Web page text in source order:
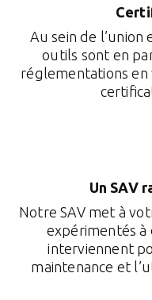
Au sein de l’union
outils sont en
réglementations en
Un SAV
Notre SAV met à
expérimentés à
interviennent
maintenance et